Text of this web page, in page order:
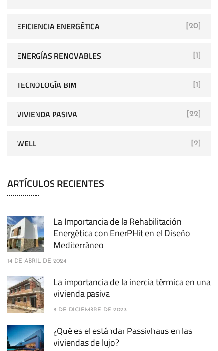
EFICIENCIA ENERGÉTICA [20]
ENERGÍAS RENOVABLES [1]
TECNOLOGÍA BIM [1]
VIVIENDA PASIVA [22]
WELL [2]
ARTÍCULOS RECIENTES
La Importancia de la Rehabilitación
Energética con EnerPHit en el Diseño
Mediterráneo
14 DE ABRIL DE 2024
La importancia de la inercia térmica en una
vivienda pasiva
8 DE DICIEMBRE DE 2023
¿Qué es el estándar Passivhaus en las
viviendas de lujo?